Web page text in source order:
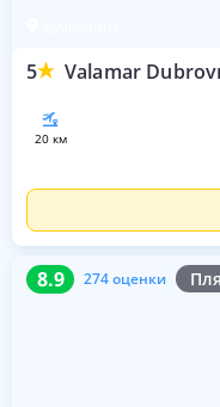
5 Valamar
20 км
8.9 274 оценки
8.9 274 оценки